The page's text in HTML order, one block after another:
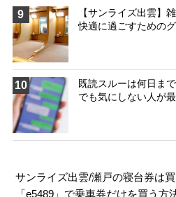
9
【サンライズ出雲】
快適に過ごすための
10
既読スルーは何日ま
でも気にしない人が
サンライズ出雲/瀬戸の寝台券は
「e5489」で乗車券だけを買う